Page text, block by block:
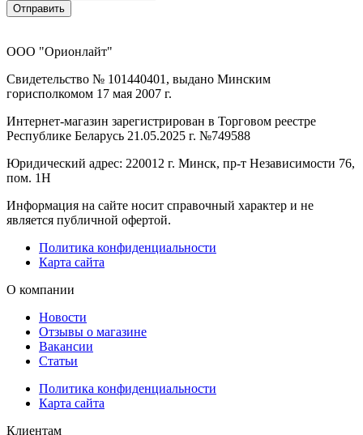
Отправить
ООО "Орионлайт"
Свидетельство № 101440401, выдано Минским
горисполкомом 17 мая 2007 г.
Интернет-магазин зарегистрирован в Торговом реестре
Республике Беларусь 21.05.2025 г. №749588
Юридический адрес: 220012 г. Минск, пр-т Независимости 76,
пом. 1Н
Информация на сайте носит справочный характер и не
является публичной офертой.
Политика конфиденциальности
Карта сайта
О компании
Новости
Отзывы о магазине
Вакансии
Статьи
Политика конфиденциальности
Карта сайта
Клиентам